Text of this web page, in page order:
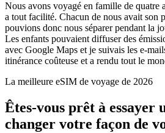
Nous avons voyagé en famille de quatre
a tout facilité. Chacun de nous avait son
pouvions donc nous séparer pendant la
Les enfants pouvaient diffuser des
avec Google Maps et je suivais les e-
itinérance coûteuse et a rendu tout le
La meilleure eSIM de voyage de 2026
Êtes-vous prêt à essayer
changer votre façon de